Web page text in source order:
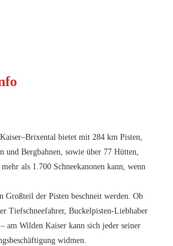
bietet mit 284 km Pisten,
und Bergbahnen, sowie über 77 Hütten,
als 1.700 Schneekanonen kann, wenn
Großteil der Pisten beschneit werden. Ob
Tiefschneefahrer, Buckelpisten-Liebhaber
am Wilden Kaiser kann sich jeder seiner
widmen.